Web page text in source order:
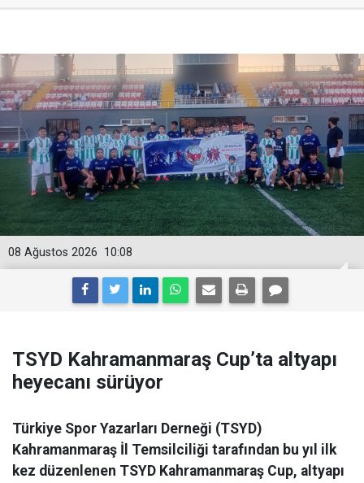
10:08
08 Ağustos 2026
TSYD Kahramanmaraş Cup’ta altyapı
heyecanı sürüyor
Türkiye Spor Yazarları Derneği (TSYD)
Kahramanmaraş İl Temsilciliği tarafından bu yıl ilk
kez düzenlenen TSYD Kahramanmaraş Cup, altyapı